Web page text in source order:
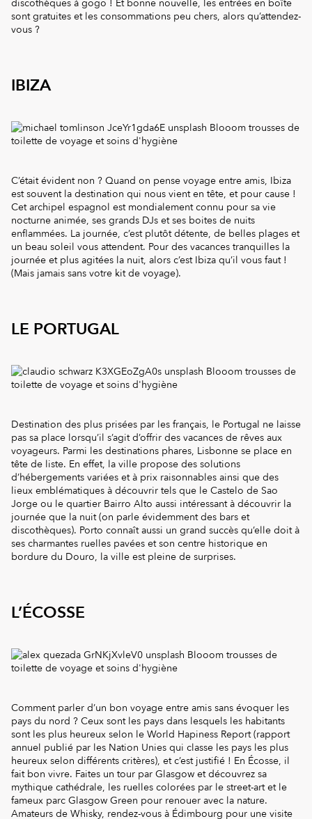
discothèques à gogo ! Et bonne nouvelle, les entrées en boîte
sont gratuites et les consommations peu chers, alors qu’attendez-
vous ?
IBIZA
C’était évident non ? Quand on pense voyage entre amis, Ibiza
est souvent la destination qui nous vient en tête, et pour cause !
Cet archipel espagnol est mondialement connu pour sa vie
nocturne animée, ses grands DJs et ses boites de nuits
enflammées. La journée, c’est plutôt détente, de belles plages et
un beau soleil vous attendent. Pour des vacances tranquilles la
journée et plus agitées la nuit, alors c’est Ibiza qu’il vous faut !
(Mais jamais sans votre kit de voyage).
LE PORTUGAL
Destination des plus prisées par les français, le Portugal ne laisse
pas sa place lorsqu’il s’agit d’offrir des vacances de rêves aux
voyageurs. Parmi les destinations phares, Lisbonne se place en
tête de liste. En effet, la ville propose des solutions
d’hébergements variées et à prix raisonnables ainsi que des
lieux emblématiques à découvrir tels que le Castelo de Sao
Jorge ou le quartier Bairro Alto aussi intéressant à découvrir la
journée que la nuit (on parle évidemment des bars et
discothèques). Porto connaît aussi un grand succès qu’elle doit à
ses charmantes ruelles pavées et son centre historique en
bordure du Douro, la ville est pleine de surprises.
L’ÉCOSSE
Comment parler d’un bon voyage entre amis sans évoquer les
pays du nord ? Ceux sont les pays dans lesquels les habitants
sont les plus heureux selon le World Hapiness Report (rapport
annuel publié par les Nation Unies qui classe les pays les plus
heureux selon différents critères), et c’est justifié ! En Écosse, il
fait bon vivre. Faites un tour par Glasgow et découvrez sa
mythique cathédrale, les ruelles colorées par le street-art et le
fameux parc Glasgow Green pour renouer avec la nature.
Amateurs de Whisky, rendez-vous à Édimbourg pour une visite